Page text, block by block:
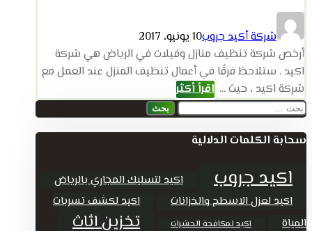
شركة أكيد جروب10 يونيو، 2017
أرخص شركة تنظيف منازل وفيلات في الرياض هي شركة
اكيد . ستلاحظ فرقًا في أعمال تنظيف المنزل عند العمل مع
شركة اكيد ، حيث ... اقرأ أكثر
البحث
سحابة الكلمات الدلالية
اكيد جروب اكيد لتسليك المجاري بالرياض
اكيد لعزل الاسطح والخزانات
اكيد لكشف تسربات
المياة
اكيد لمكافحة الحشرات تخزين اثاث